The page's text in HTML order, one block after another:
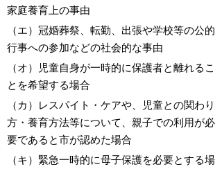
家庭養育上の事由
（エ）冠婚葬祭、転勤、出張や学校等の公的
行事への参加などの社会的な事由
（オ）児童自身が一時的に保護者と離れるこ
とを希望する場合
（カ）レスパイト・ケアや、児童との関わり
方・養育方法等について、親子での利用が必
要であると市が認めた場合
（キ）緊急一時的に母子保護を必要とする場